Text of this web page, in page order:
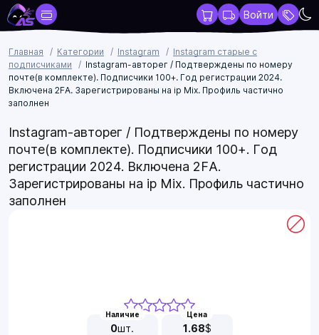
Войти
Главная Категории Instagram
Instagram старые с
подписчиками
Instagram-авторег / Подтверждены по номеру
почте(в комплекте). Подписчики 100+. Год регистрации 2024.
Включена 2FA. Зарегистрированы на ip Mix. Профиль частично
заполнен
Instagram-авторег / Подтверждены по номеру
почте(в комплекте). Подписчики 100+. Год
регистрации 2024. Включена 2FA.
Зарегистрированы на ip Mix. Профиль частично
заполнен
Наличие
0шт.
Цена
1.68$